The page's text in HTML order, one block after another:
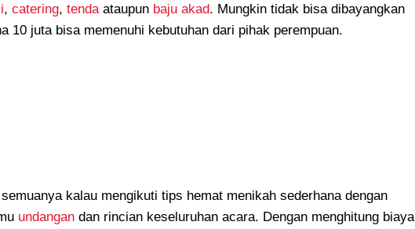
, catering, tenda ataupun baju akad. Mungkin tidak bisa dibayangkan
10 juta bisa memenuhi kebutuhan dari pihak perempuan.
kalau mengikuti tips hemat menikah sederhana dengan
undangan dan rincian keseluruhan acara. Dengan menghitung biaya